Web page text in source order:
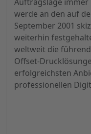
werde an den auf
September 2001
weiterhin
weltweit die
Offset-
erfolgreichsten
professionellen